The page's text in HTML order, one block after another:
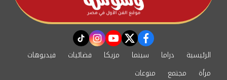
facebook
twitter
youtube
instagram
tiktok
الرئيسية دراما سينما مزيكا فضائيات
فيديوهات
مرأة
مجتمع منوعات